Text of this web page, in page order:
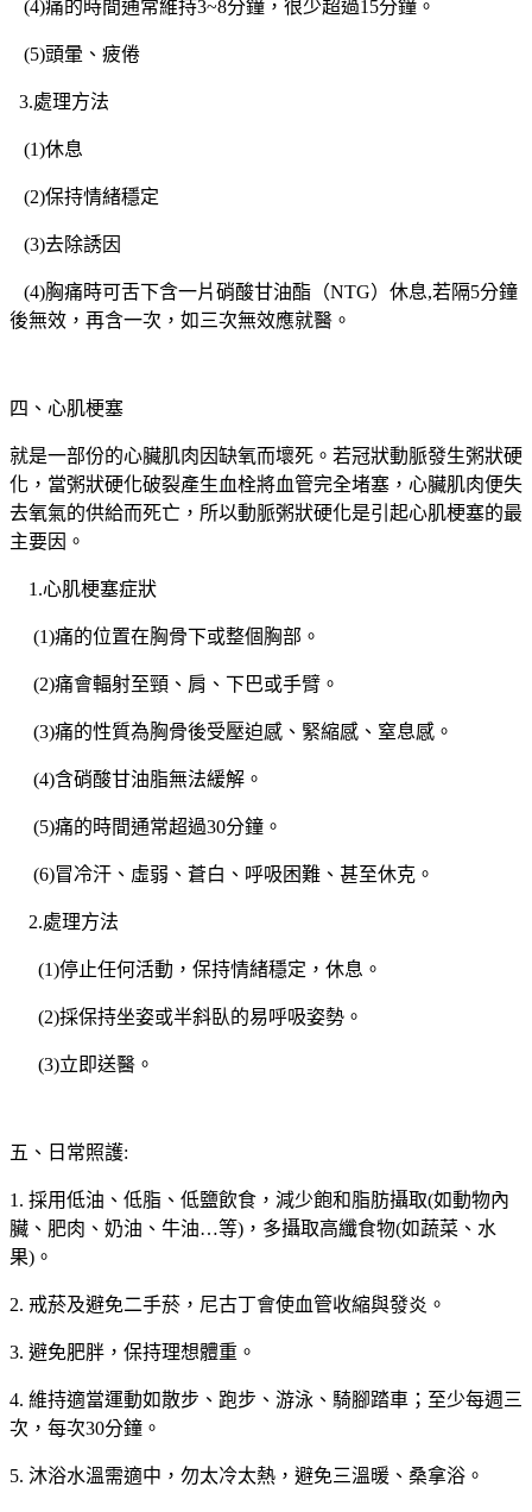
(4)痛的時間通常維持3~8分鐘，很少超過15分鐘。
(5)頭暈、疲倦
3.處理方法
(1)休息
(2)保持情緒穩定
(3)去除誘因
(4)胸痛時可舌下含一片硝酸甘油酯（NTG）休息,若隔5分鐘
後無效，再含一次，如三次無效應就醫。
四、心肌梗塞
就是一部份的心臟肌肉因缺氧而壞死。若冠狀動脈發生粥狀硬
化，當粥狀硬化破裂產生血栓將血管完全堵塞，心臟肌肉便失
去氧氣的供給而死亡，所以動脈粥狀硬化是引起心肌梗塞的最
主要因。
1.心肌梗塞症狀
(1)痛的位置在胸骨下或整個胸部。
(2)痛會輻射至頸、肩、下巴或手臂。
(3)痛的性質為胸骨後受壓迫感、緊縮感、窒息感。
(4)含硝酸甘油脂無法緩解。
(5)痛的時間通常超過30分鐘。
(6)冒冷汗、虛弱、蒼白、呼吸困難、甚至休克。
2.處理方法
(1)停止任何活動，保持情緒穩定，休息。
(2)採保持坐姿或半斜臥的易呼吸姿勢。
(3)立即送醫。
五、日常照護:
1. 採用低油、低脂、低鹽飲食，減少飽和脂肪攝取(如動物內
臟、肥肉、奶油、牛油…等)，多攝取高纖食物(如蔬菜、水
果)。
2. 戒菸及避免二手菸，尼古丁會使血管收縮與發炎。
3. 避免肥胖，保持理想體重。
4. 維持適當運動如散步、跑步、游泳、騎腳踏車；至少每週三
次，每次30分鐘。
5. 沐浴水溫需適中，勿太冷太熱，避免三溫暖、桑拿浴。